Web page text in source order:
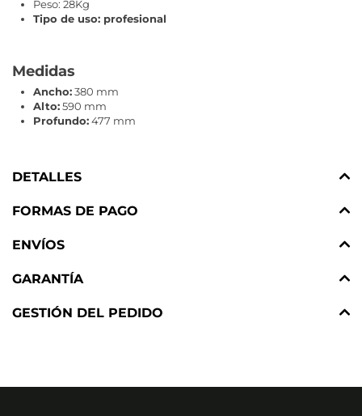
Peso: 28Kg
Tipo de uso: profesional
Medidas
Ancho:380 mm
Alto:590 mm
Profundo:477 mm
DETALLES
FORMAS DE PAGO
ENVÍOS
GARANTÍA
GESTIÓN DEL PEDIDO